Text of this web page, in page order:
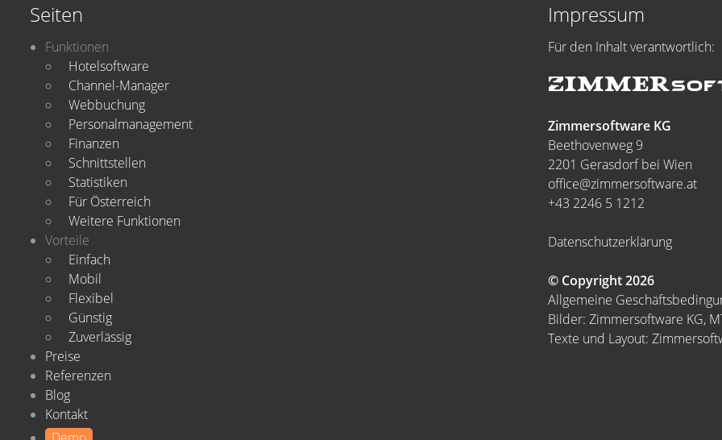
Seiten
Funktionen
Hotelsoftware
Channel-Manager
Webbuchung
Personalmanagement
Finanzen
Schnittstellen
Statistiken
Für Österreich
Weitere Funktionen
Vorteile
Einfach
Mobil
Flexibel
Günstig
Zuverlässig
Preise
Referenzen
Blog
Kontakt
Impressum
Für den Inhalt verantwortlich:
Zimmersoftware KG
Beethovenweg 9
2201 Gerasdorf bei Wien
office@zimmersoftware.at
+43 2246 5 1212
Datenschutzerklärung
© Copyright 2026
Allgemeine
Bilder: Zimmersoftware KG,
Texte und Layout: